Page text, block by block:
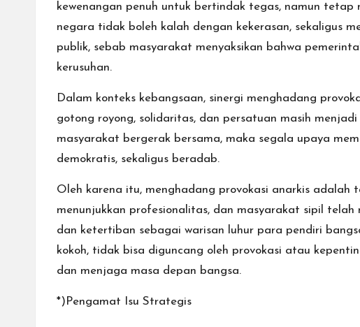
kewenangan penuh untuk bertindak tegas, namun
negara tidak boleh kalah dengan kekerasan, sekaligus
publik, sebab masyarakat menyaksikan bahwa
kerusuhan.
Dalam konteks kebangsaan, sinergi menghadang
gotong royong, solidaritas, dan persatuan masih
masyarakat bergerak bersama, maka segala upaya
demokratis, sekaligus beradab.
Oleh karena itu, menghadang provokasi anarkis
menunjukkan profesionalitas, dan masyarakat sipil
dan ketertiban sebagai warisan luhur para pendiri
kokoh, tidak bisa diguncang oleh provokasi atau
dan menjaga masa depan bangsa.
*)Pengamat Isu Strategis